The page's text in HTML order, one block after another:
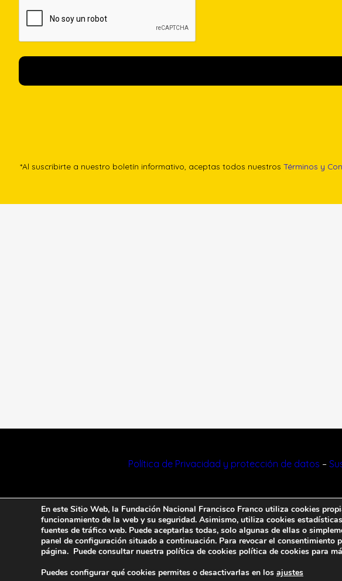
*Al suscribirte a nuestro boletín informativo, aceptas todos nuestros Términos y
Política de Privacidad y protección de datos –
© 2023
En este Sitio Web, la Fundación Nacional Francisco Franco utiliza cookies
funcionamiento de la web y su seguridad. Asimismo, utiliza cookies
fuentes de tráfico web. Puede aceptarlas todas, solo algunas de ellas o
panel de configuración situado a continuación. Para revocar el consentimiento
página. Puede consultar nuestra política de cookies política de cookies para
Puedes configurar qué cookies permites o desactivarlas en los ajustes